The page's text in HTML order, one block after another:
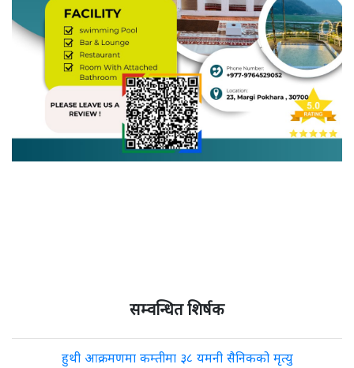
सम्वन्धित शिर्षक
हुथी आक्रमणमा कम्तीमा ३८ यमनी सैनिकको मृत्यु